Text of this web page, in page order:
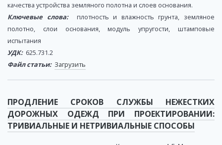
качества устройства земляного полотна и слоев основания.
Ключевые слова:плотность и влажность грунта, земляное
полотно, слои основания, модуль упругости, штамповые
испытания
УДК:625.731.2
Файл статьи: Загрузить
ПРОДЛЕНИЕ СРОКОВ СЛУЖБЫ НЕЖЕСТКИХ
ДОРОЖНЫХ ОДЕЖД ПРИ ПРОЕКТИРОВАНИИ:
ТРИВИАЛЬНЫЕ И НЕТРИВИАЛЬНЫЕ СПОСОБЫ